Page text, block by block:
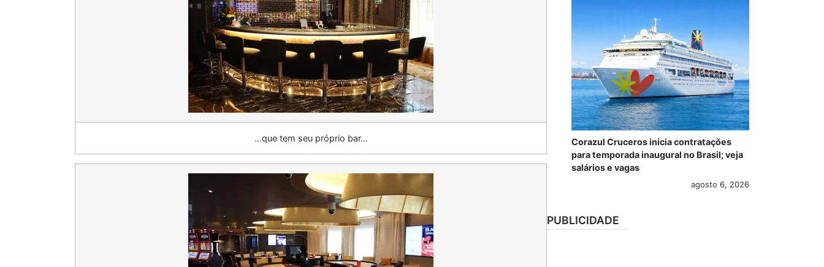
…que tem seu próprio bar…
Corazul Cruceros inicia contratações
para temporada inaugural no Brasil; veja
salários e vagas
agosto 6, 2026
PUBLICIDADE